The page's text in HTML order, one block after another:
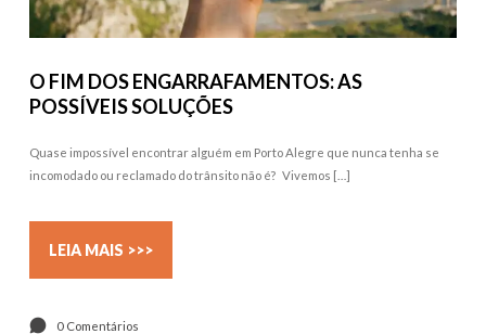
O FIM DOS ENGARRAFAMENTOS: AS
POSSÍVEIS SOLUÇÕES
Quase impossível encontrar alguém em Porto Alegre que nunca tenha se
incomodado ou reclamado do trânsito não é? Vivemos […]
LEIA MAIS >>>
0 Comentários